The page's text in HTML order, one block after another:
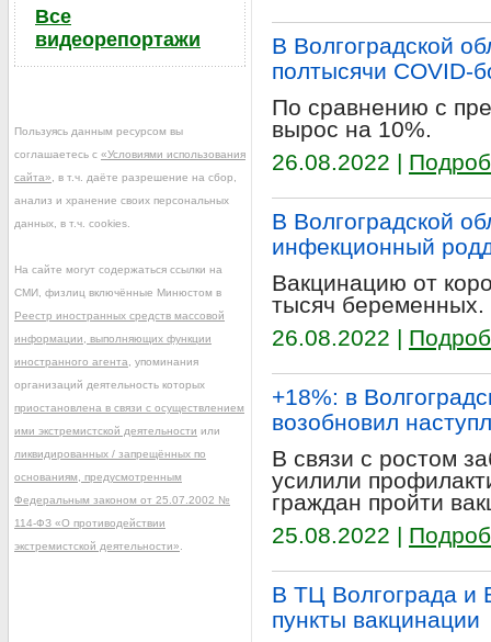
В Волгоградской
полтысячи COVID-
По сравнению с
вырос на 10%.
26.08.2022 |
В Волгоградской
инфекционный
Вакцинацию от
тысяч беременных.
26.08.2022 |
+18%: в
возобновил
В связи с ростом
усилили
граждан пройти
25.08.2022 |
В ТЦ Волгограда и
пункты вакцинации
Все
видеорепортажи
Пользуясь данным ресурсом вы
соглашаетесь с «Условиями использования
сайта» , в т.ч. даёте разрешение на сбор,
анализ и хранение своих персональных
данных, в т.ч. cookies.
На сайте могут содержаться ссылки на
СМИ, физлиц включённые Минюстом в
Реестр иностранных средств массовой
информации, выполняющих функции
иностранного агента , упоминания
организаций деятельность которых
приостановлена в связи с осуществлением
ими экстремистской деятельности или
ликвидированных / запрещённых по
основаниям, предусмотренным
Федеральным законом от 25.07.2002 №
114-ФЗ «О противодействии
экстремистской деятельности»